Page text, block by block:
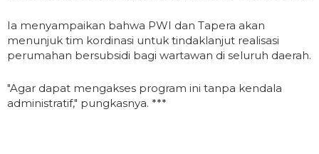
Ia menyampaikan bahwa PWI dan Tapera akan
menunjuk tim kordinasi untuk tindaklanjut realisasi
perumahan bersubsidi bagi wartawan di seluruh daerah.
"Agar dapat mengakses program ini tanpa kendala
administratif," pungkasnya. ***